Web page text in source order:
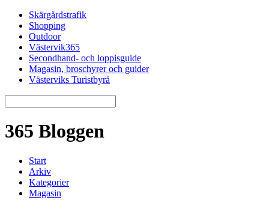
Skärgårdstrafik
Shopping
Outdoor
Västervik365
Secondhand- och loppisguide
Magasin, broschyrer och guider
Västerviks Turistbyrå
365 Bloggen
Start
Arkiv
Kategorier
Magasin